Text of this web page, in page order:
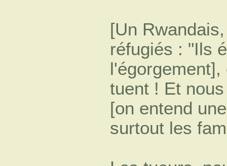
[Un
réfugiés : "Ils
tuent ! Et
[on entend
surtout les